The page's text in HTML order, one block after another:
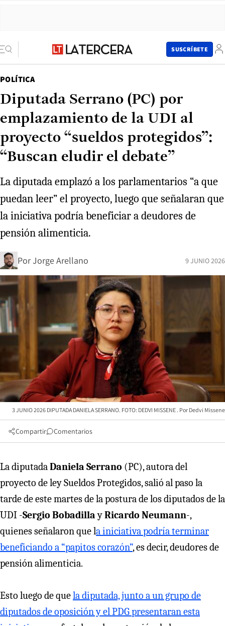
SUSCRÍBETE
POLÍTICA
Diputada Serrano (PC) por
emplazamiento de la UDI al
proyecto “sueldos protegidos”:
“Buscan eludir el debate”
La diputada emplazó a los parlamentarios “a que
puedan leer” el proyecto, luego que señalaran que
la iniciativa podría beneficiar a deudores de
pensión alimenticia.
PorJorge Arellano 9 JUNIO 2026
3 JUNIO 2026 DIPUTADA DANIELA SERRANO. FOTO: DEDVI MISSENE Dedvi Missene
Compartir Comentarios
La diputadaDaniela Serrano (PC), autora del
proyecto de ley Sueldos Protegidos, salió al paso la
tarde de este martes de la postura de los diputados de la
UDI -Sergio BobadillayRicardo Neumann-,
quienes señalaron que la iniciativa podría terminar
beneficiando a “papitos corazón”, es decir, deudores de
pensión alimenticia.
Esto luego de quela diputada, junto a un grupo de
diputados de oposición y el PDG presentaran esta